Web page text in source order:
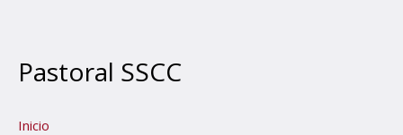
Pastoral SSCC
Inicio